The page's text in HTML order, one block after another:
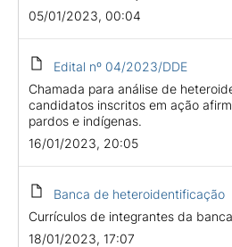
05/01/2023, 00:04
Edital nº 04/2023/DDE
Chamada para análise de
candidatos inscritos em ação
pardos e indígenas.
16/01/2023, 20:05
Banca de heteroidentificação
Currículos de integrantes da
18/01/2023, 17:07